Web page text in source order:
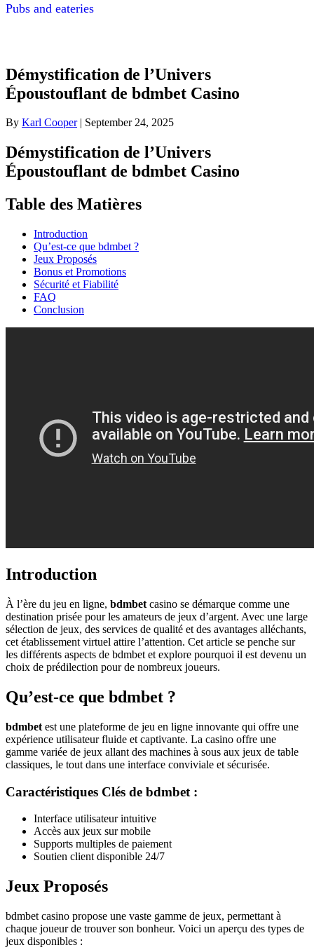
Pubs and eateries
Démystification de l’Univers
Époustouflant de bdmbet Casino
By Karl Cooper| September 24, 2025
Démystification de l’Univers
Époustouflant de bdmbet Casino
Table des Matières
Introduction
Qu’est-ce que bdmbet ?
Jeux Proposés
Bonus et Promotions
Sécurité et Fiabilité
FAQ
Conclusion
Introduction
À l’ère du jeu en ligne, bdmbet casino se démarque comme une
destination prisée pour les amateurs de jeux d’argent. Avec une large
sélection de jeux, des services de qualité et des avantages alléchants,
cet établissement virtuel attire l’attention. Cet article se penche sur
les différents aspects de bdmbet et explore pourquoi il est devenu un
choix de prédilection pour de nombreux joueurs.
Qu’est-ce que bdmbet ?
bdmbet est une plateforme de jeu en ligne innovante qui offre une
expérience utilisateur fluide et captivante. La casino offre une
gamme variée de jeux allant des machines à sous aux jeux de table
classiques, le tout dans une interface conviviale et sécurisée.
Caractéristiques Clés de bdmbet :
Interface utilisateur intuitive
Accès aux jeux sur mobile
Supports multiples de paiement
Soutien client disponible 24/7
Jeux Proposés
bdmbet casino propose une vaste gamme de jeux, permettant à
chaque joueur de trouver son bonheur. Voici un aperçu des types de
jeux disponibles :